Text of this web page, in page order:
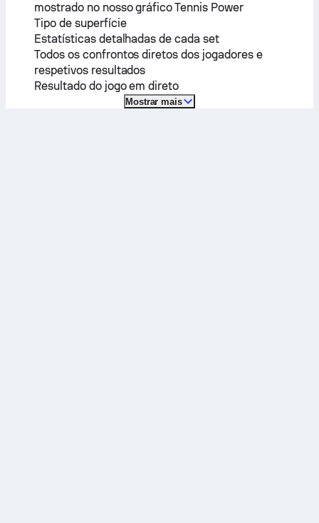
mostrado no nosso gráfico Tennis Power
Tipo de superfície
Estatísticas detalhadas de cada set
Todos os confrontos diretos dos jogadores e
respetivos resultados
Resultado do jogo em direto
Mostrar mais